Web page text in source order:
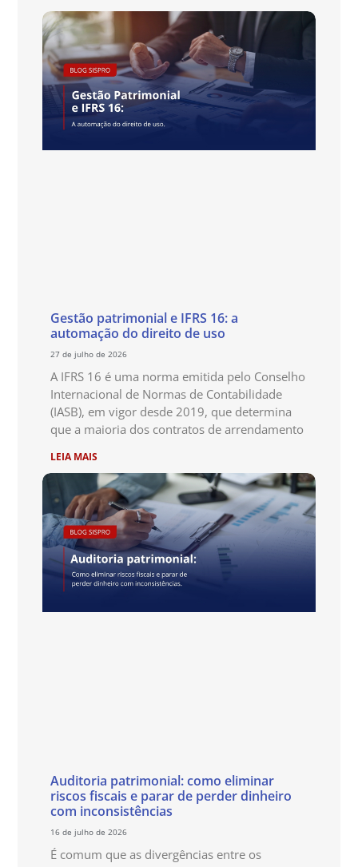
Gestão patrimonial e IFRS 16: a
automação do direito de uso
27 de julho de 2026
A IFRS 16 é uma norma emitida pelo Conselho
Internacional de Normas de Contabilidade
(IASB), em vigor desde 2019, que determina
que a maioria dos contratos de arrendamento
LEIA MAIS
Auditoria patrimonial: como eliminar
riscos fiscais e parar de perder dinheiro
com inconsistências
16 de julho de 2026
É comum que as divergências entre os